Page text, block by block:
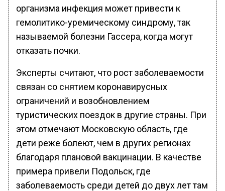
организма инфекция может привести к
гемолитико-уремическому синдрому, так
называемой болезни Гассера, когда могут
отказать почки.
Эксперты считают, что рост заболеваемости
связан со снятием коронавирусных
ограничений и возобновлением
туристических поездок в другие страны. При
этом отмечают Московскую область, где
дети реже болеют, чем в других регионах
благодаря плановой вакцинации. В качестве
примера привели Подольск, где
заболеваемость среди детей до двух лет там